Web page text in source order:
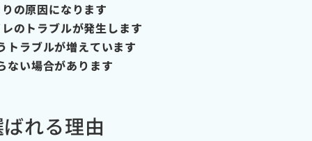
の原因になります
のトラブルが発生します
トラブルが増えています
ない場合があります
れる理由